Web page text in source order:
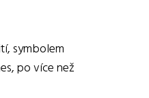
symbolem
po více než